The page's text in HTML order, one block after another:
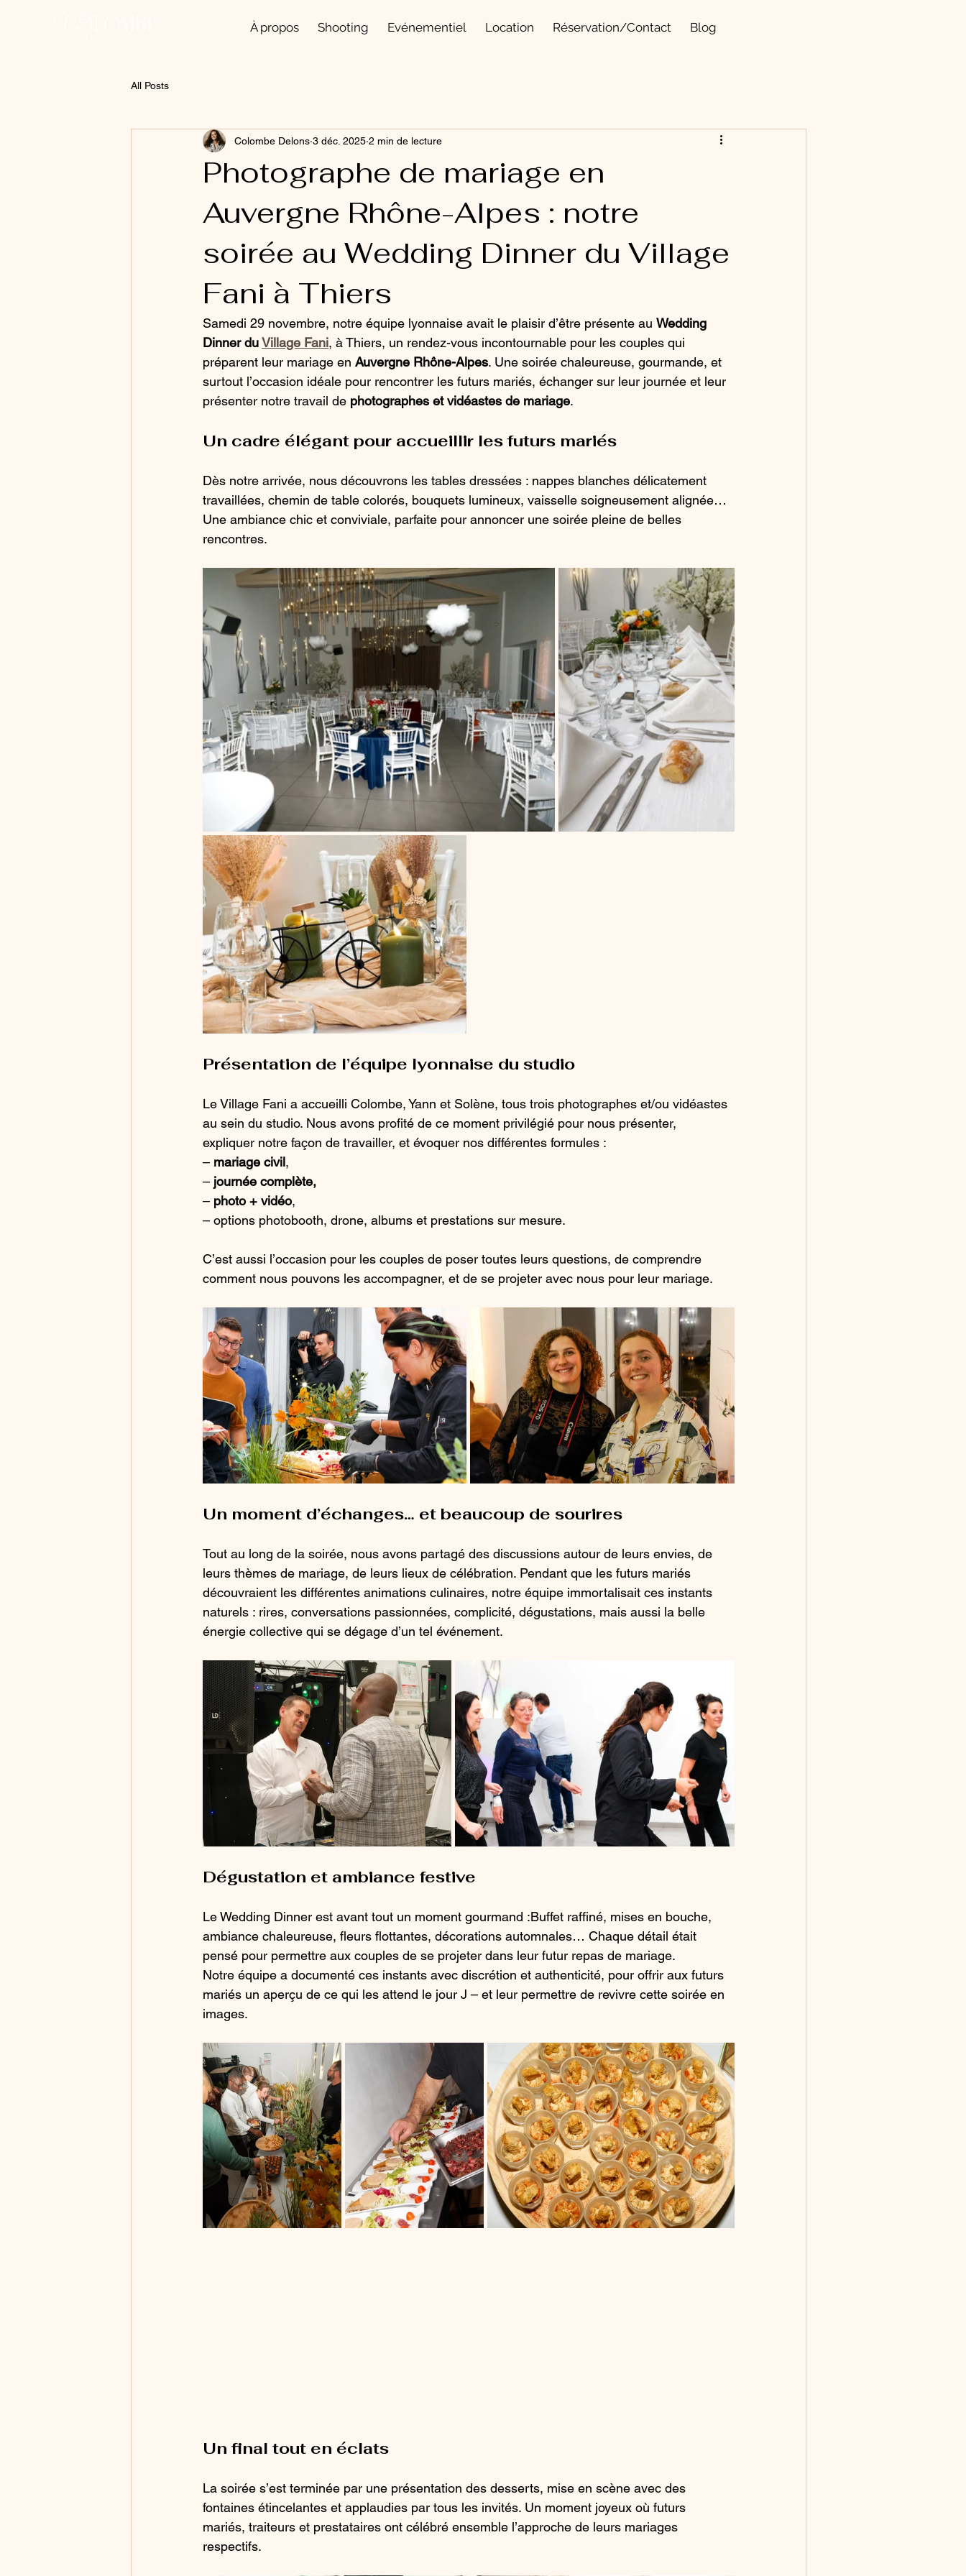
À propos Shooting Evénementiel Location Réservation/Contact Blog
All Posts
Photographe de mariage en
Auvergne Rhône-Alpes : notre
soirée au Wedding Dinner du Village
Fani à Thiers
Colombe Delons 3 déc. 2025 2 min de lecture
Samedi 29 novembre, notre équipe lyonnaise avait le plaisir d’être présente au Wedding
Dinner du Village Fani, à Thiers, un rendez-vous incontournable pour les couples qui
préparent leur mariage en Auvergne Rhône-Alpes. Une soirée chaleureuse, gourmande, et
surtout l’occasion idéale pour rencontrer les futurs mariés, échanger sur leur journée et leur
présenter notre travail de photographes et vidéastes de mariage.
Un cadre élégant pour accueillir les futurs mariés
Dès notre arrivée, nous découvrons les tables dressées : nappes blanches délicatement
travaillées, chemin de table colorés, bouquets lumineux, vaisselle soigneusement alignée…
Une ambiance chic et conviviale, parfaite pour annoncer une soirée pleine de belles
rencontres.
Présentation de l’équipe lyonnaise du studio
Le Village Fani a accueilli Colombe, Yann et Solène, tous trois photographes et/ou vidéastes
au sein du studio. Nous avons profité de ce moment privilégié pour nous présenter,
expliquer notre façon de travailler, et évoquer nos différentes formules :
– mariage civil,
– journée complète,
– photo + vidéo,
– options photobooth, drone, albums et prestations sur mesure.
C’est aussi l’occasion pour les couples de poser toutes leurs questions, de comprendre
comment nous pouvons les accompagner, et de se projeter avec nous pour leur mariage.
Un moment d’échanges… et beaucoup de sourires
Tout au long de la soirée, nous avons partagé des discussions autour de leurs envies, de
leurs thèmes de mariage, de leurs lieux de célébration. Pendant que les futurs mariés
découvraient les différentes animations culinaires, notre équipe immortalisait ces instants
naturels : rires, conversations passionnées, complicité, dégustations, mais aussi la belle
énergie collective qui se dégage d’un tel événement.
Dégustation et ambiance festive
Le Wedding Dinner est avant tout un moment gourmand :Buffet raffiné, mises en bouche,
ambiance chaleureuse, fleurs flottantes, décorations automnales… Chaque détail était
pensé pour permettre aux couples de se projeter dans leur futur repas de mariage.
Notre équipe a documenté ces instants avec discrétion et authenticité, pour offrir aux futurs
mariés un aperçu de ce qui les attend le jour J – et leur permettre de revivre cette soirée en
images.
Un final tout en éclats
La soirée s’est terminée par une présentation des desserts, mise en scène avec des
fontaines étincelantes et applaudies par tous les invités. Un moment joyeux où futurs
mariés, traiteurs et prestataires ont célébré ensemble l’approche de leurs mariages
respectifs.